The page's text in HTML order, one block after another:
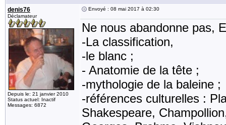
denis76
Déclamateur
Depuis le: 21 janvier 2010
Status actuel: Inactif
Messages: 6872
Envoyé : 08 mai 2017 à 02:30
Ne nous abandonne pas,
-La classification,
-le blanc ;
- Anatomie de la tête ;
-mythologie de la baleine ;
-références culturelles :
Shakespeare,